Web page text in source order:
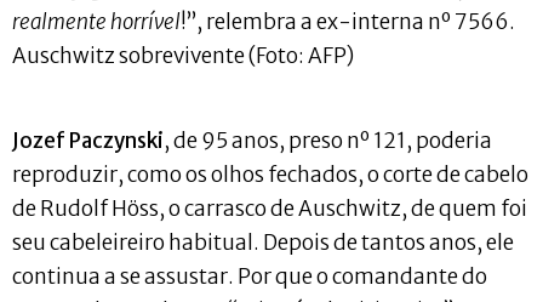
realmente horrível!”, relembra a ex-interna nº 7566.
Auschwitz sobrevivente (Foto: AFP)
Jozef Paczynski, de 95 anos, preso nº 121, poderia
reproduzir, como os olhos fechados, o corte de cabelo
de Rudolf Höss, o carrasco de Auschwitz, de quem foi
seu cabeleireiro habitual. Depois de tantos anos, ele
continua a se assustar. Por que o comandante do